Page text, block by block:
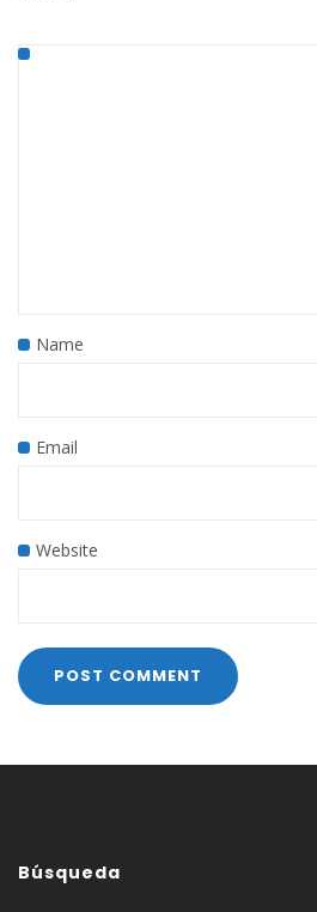
Name
Email
Website
Búsqueda